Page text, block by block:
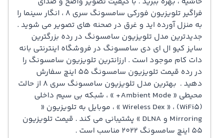
طیف گسترده ای از رنگ ها با تکنولوژِی « HDR10+ » که باعث
می شود در هر صحنه از تصویر QLED ، رنگ اصلی دیده شود .
فناوری « Micro Dimming » کیفیت تصویر را بهبود می بخشد .
قیمت سامسونگ سری 8 در رده قيمت کیو ال اي دي
سامسونگ با قیمت تی وی سامسونگ ۵۵ اینچ مقرون به
صرفه است . با انتخاب « Filmmaker Mode » فیلم را با حالت
فیلمسازان و کارگردانان به صورت کاملا واقعی مشاهده کنید .
فراگیر تلویزیون فورکی سامسونگ سری 8 ، انگار سینما را
به منزل آورده اید و غرق در صحنه های تصویر می شوید .
جديدترين مدل تلويزيون سامسونگ در رده بزرگترین
سایز کیو ال ای دی سامسونگ در فروشگاه اینترنتی بانه
دات کام موجود است . ارزانترین تلویزیون سامسونگ را
در رده قیمت تلویزیون سامسونگ ۵۵ اینچ سفارش
دهید . بهترین مدل تلویزیون سامسونگ سری 8 از حالت
محیطی « Ambient Mode+ » ، شبکه بی سیم داخلی
(WiFi5) ، « Wireless Dex » ، موبایل به تلویزیون «
Mirroring و DLNA » پشتیبانی می کند . قیمت تلویزیون
55 اینچ سامسونگ 2022 مناسب است .